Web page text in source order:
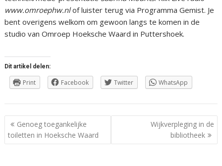
www.omroephw.nlof luister terug via Programma Gemist. Je
bent overigens welkom om gewoon langs te komen in de
studio van Omroep Hoeksche Waard in Puttershoek.
Dit artikel delen:
Print Facebook Twitter WhatsApp
Berichtnavigatie
Genoeg toegankelijke
toiletten in Hoeksche Waard
Wijkverpleging in de
bibliotheek